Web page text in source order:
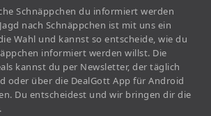
Schnäppchen du informiert werden
nach Schnäppchen ist mit uns ein
Wahl und kannst so entscheide, wie du
informiert werden willst. Die
kannst du per Newsletter, der täglich
oder über die DealGott App für Android
Du entscheidest und wir bringen dir die